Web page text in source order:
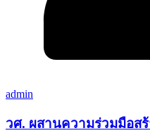
admin
วศ. ผสานความร่วมมือส